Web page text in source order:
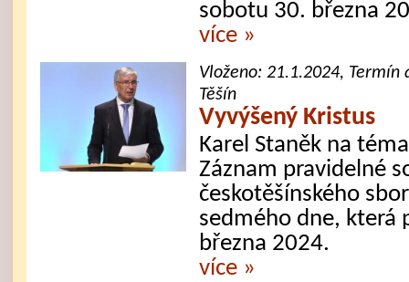
sobotu 30. března
více »
Vloženo:21.1.2024, Termín
Těšín
Vyvýšený Kristus
Karel Staněk na
Záznam pravidelné
českotěšínského
sedmého dne, která
března 2024.
více »